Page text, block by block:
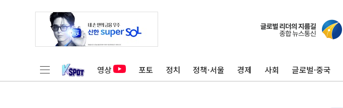
영상 포토 정치 정책·서울 경제 사회 글로벌·중국